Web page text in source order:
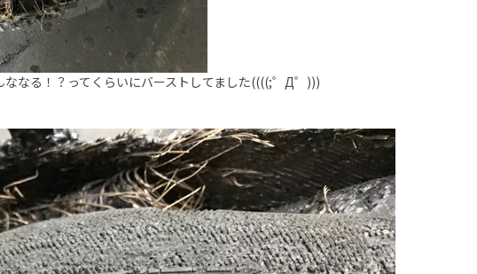
る！？ってくらいにバーストしてました((((;゜Д゜)))